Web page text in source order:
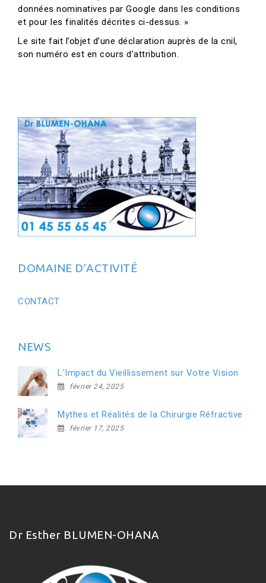
données nominatives par Google dans les conditions
et pour les finalités décrites ci-dessus. »
Le site fait l’objet d’une déclaration auprès de la cnil,
son numéro est en cours d’attribution.
DOMAINE D’ACTIVITÉ
CONTACT
NEWS
L’Impact du Vieillissement sur Votre Vision
février 24, 2025
Mythes et Réalités de la Chirurgie Réfractive
février 17, 2025
Dr Esther BLUMEN-OHANA